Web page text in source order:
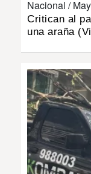
DEPORTES
INSÓLITAS
MULTIMEDIA
IMPRESO
Nacional /
Critican al
una araña